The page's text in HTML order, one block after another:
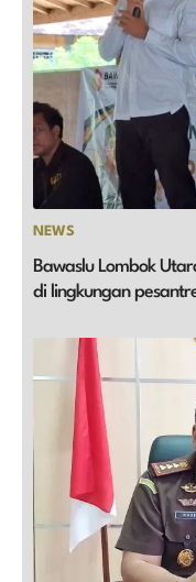
NEWS
Bawaslu Lombok
di lingkungan